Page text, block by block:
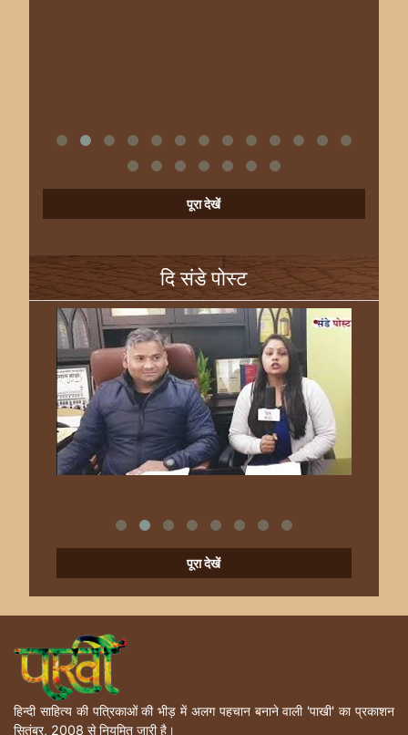
पूरा देखें
दि संडे पोस्ट
पूरा देखें
हिन्दी साहित्य की पत्रिकाओं की भीड़ में अलग पहचान बनाने वाली 'पाखी' का प्रकाशन
सितंबर, 2008 से नियमित जारी है।